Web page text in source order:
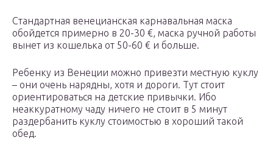
Стандартная венецианская карнавальная маска
обойдется примерно в 20-30 €, маска ручной работы
вынет из кошелька от 50-60 € и больше.
Ребенку из Венеции можно привезти местную куклу
– они очень нарядны, хотя и дороги. Тут стоит
ориентироваться на детские привычки. Ибо
неаккуратному чаду ничего не стоит в 5 минут
раздербанить куклу стоимостью в хороший такой
обед.